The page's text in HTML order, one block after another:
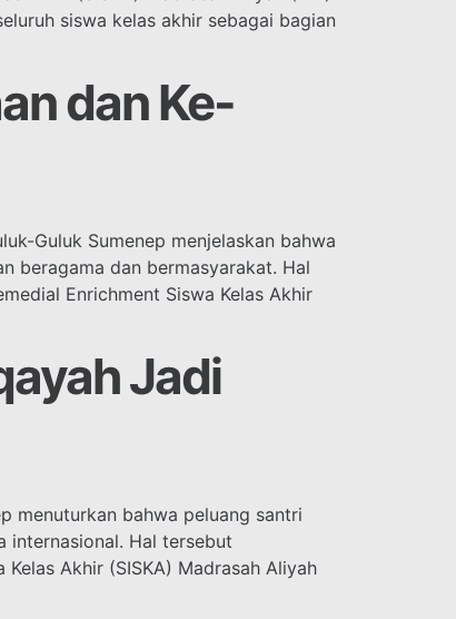
siswa kelas akhir sebagai bagian
dan Ke-
Guluk Sumenep menjelaskan bahwa
beragama dan bermasyarakat. Hal
Enrichment Siswa Kelas Akhir
Jadi
menuturkan bahwa peluang santri
internasional. Hal tersebut
Akhir (SISKA) Madrasah Aliyah